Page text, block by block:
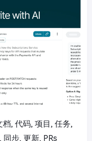
档, 代码, 项目, 任务,
步, 更新, PRs